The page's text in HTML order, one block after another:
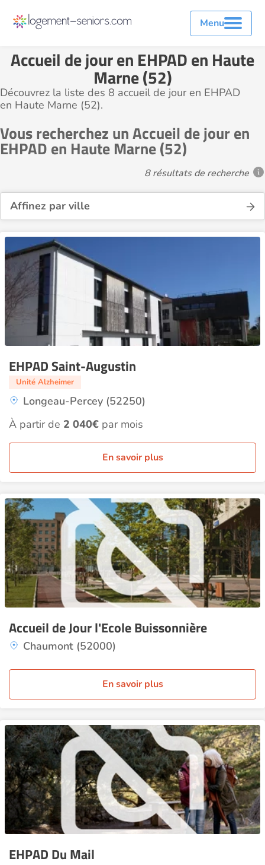
Menu
Accueil de jour en EHPAD en Haute
Marne (52)
Découvrez la liste des 8 accueil de jour en EHPAD
en Haute Marne (52).
Vous recherchez un Accueil de jour en
EHPAD en Haute Marne (52)
8 résultats de recherche
Affinez par ville
EHPAD Saint-Augustin
Unité Alzheimer
Longeau-Percey (52250)
À partir de 2 040€ par mois
En savoir plus
Accueil de Jour l'Ecole Buissonnière
Chaumont (52000)
En savoir plus
EHPAD Du Mail